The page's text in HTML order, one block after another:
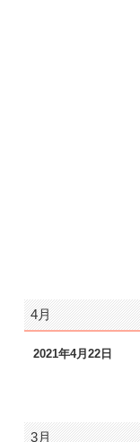
4月
2021年4月22日
3月